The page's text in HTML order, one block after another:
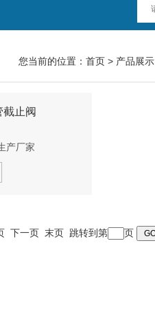
您当前的位置： 首页 > 产品展示
截止阀
产厂家
下一页 末页 跳转到第 页